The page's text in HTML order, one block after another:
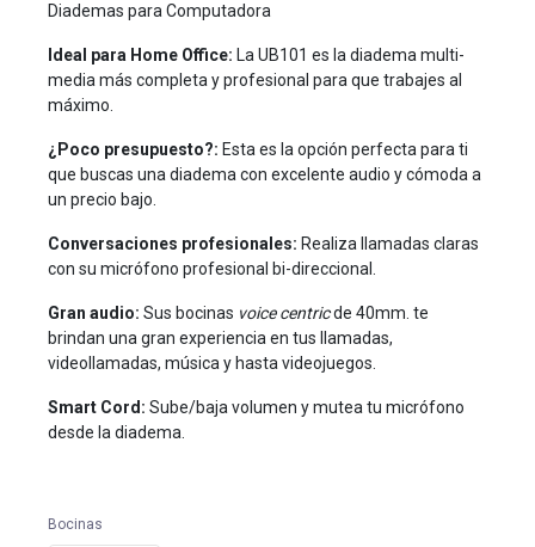
Diademas para Computadora
Ideal para Home Office: La UB101 es la diadema multi-
media más completa y profesional para que trabajes al
máximo.
¿Poco presupuesto?: Esta es la opción perfecta para ti
que buscas una diadema con excelente audio y cómoda a
un precio bajo.
Conversaciones profesionales: Realiza llamadas claras
con su micrófono profesional bi-direccional.
Gran audio: Sus bocinas voice centricde 40mm. te
brindan una gran experiencia en tus llamadas,
videollamadas, música y hasta videojuegos.
Smart Cord: Sube/baja volumen y mutea tu micrófono
desde la diadema.
Bocinas